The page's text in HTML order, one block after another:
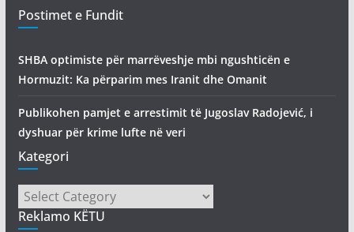
Postimet e Fundit
SHBA optimiste për marrëveshje mbi ngushticën e
Hormuzit: Ka përparim mes Iranit dhe Omanit
Publikohen pamjet e arrestimit të Jugoslav Radojević, i
dyshuar për krime lufte në veri
Kategori
Kategori
Reklamo KËTU